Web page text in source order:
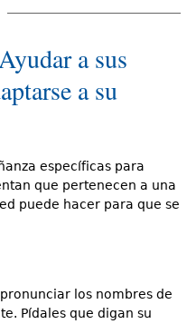
a sus
a su
específicas para
que pertenecen a una
puede hacer para que se
los nombres de
Pídales que digan su